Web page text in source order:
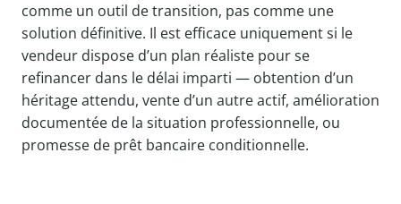
comme un outil de transition, pas comme une
solution définitive. Il est efficace uniquement si le
vendeur dispose d’un plan réaliste pour se
refinancer dans le délai imparti — obtention d’un
héritage attendu, vente d’un autre actif, amélioration
documentée de la situation professionnelle, ou
promesse de prêt bancaire conditionnelle.